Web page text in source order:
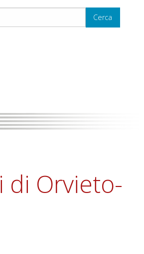
Cerca
di Orvieto-